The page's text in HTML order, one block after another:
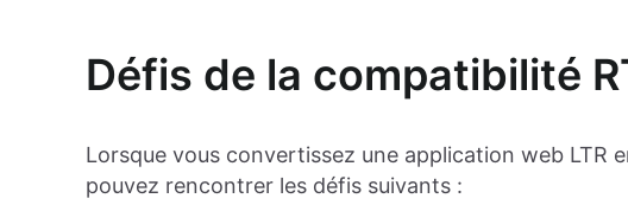
Défis de la compatibilité
Lorsque vous convertissez une application web LTR
pouvez rencontrer les défis suivants :